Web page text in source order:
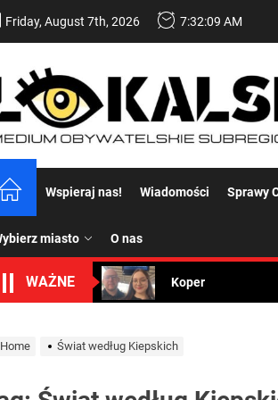
Friday, August 7th, 2026 7:32:09 AM
Wspieraj nas! Wiadomości Sprawy
miasto O nas
WAŻNE
Koper
Uwaga Dębieńsko
Ilu mieszkańców
Home Świat według Kiepskich